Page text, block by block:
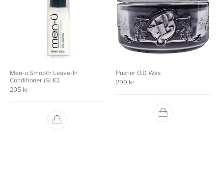
Men-u Smooth Leave-In
Conditioner (SLIC)
205 kr
Pusher O.D Wax
299 kr